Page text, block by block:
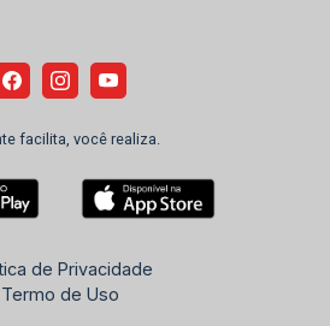
facilita, você realiza.
de Privacidade
Termo de Uso